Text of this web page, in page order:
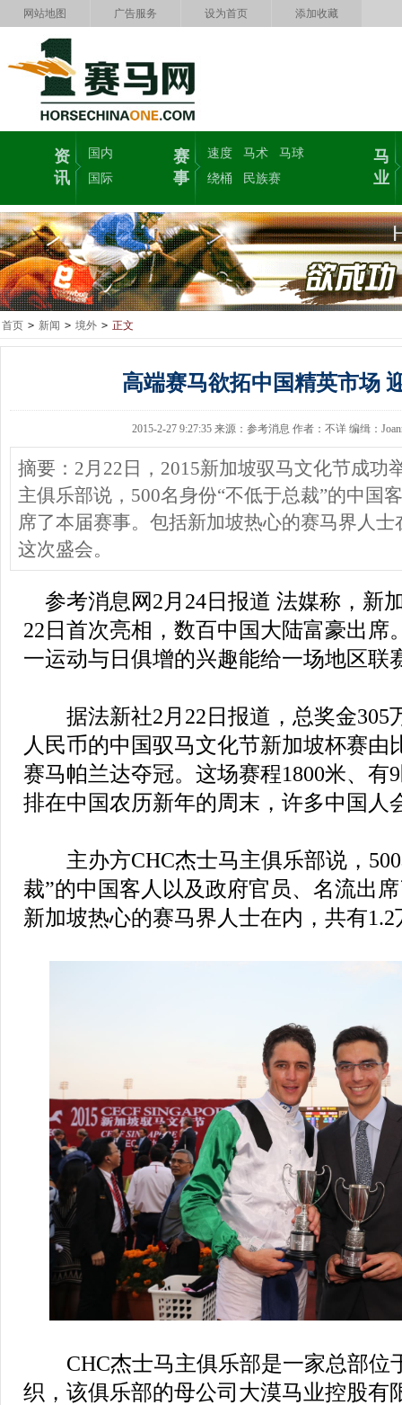
网站地图 广告服务 设为首页 添加收藏
资
讯
国内
国际
赛
事
速度 马术
马球
绕桶
民族赛
马
业
首页 > 新闻 > 境外 > 正文
高端赛马欲拓中国精英市场
2015-2-27 9:27:35 来源：参考消息 作者：不详 编缉：
摘要：2月22日，2015新加坡驭马文化节成功
主俱乐部说，500名身份“不低于总裁”的中国
席了本届赛事。包括新加坡热心的赛马界人
这次盛会。
参考消息网2月24日报道 法媒称，新
22日首次亮相，数百中国大陆富豪出席
一运动与日俱增的兴趣能给一场地区联
据法新社2月22日报道，总奖金305
人民币的中国驭马文化节新加坡杯赛由
赛马帕兰达夺冠。这场赛程1800米、有
排在中国农历新年的周末，许多中国人
主办方CHC杰士马主俱乐部说，500
裁”的中国客人以及政府官员、名流出
新加坡热心的赛马界人士在内，共有
CHC杰士马主俱乐部是一家总部位
织，该俱乐部的母公司大漠马业控股有